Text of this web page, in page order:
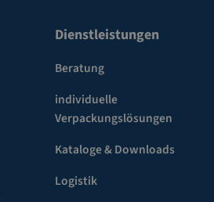
Dienstleistungen
Beratung
individuelle
Verpackungslösungen
Kataloge & Downloads
Logistik